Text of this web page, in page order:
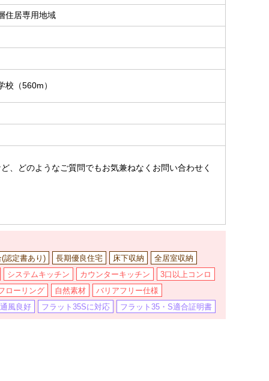
住居専用地域
校（560m）
、どのようなご質問でもお気兼ねなくお問い合わせく
認定書あり) 長期優良住宅 床下収納
全居室収納
システムキッチン
カウンターキッチン
3口以上コンロ
ローリング
自然素材
バリアフリー仕様
通風良好
フラット35Sに対応 フラット35・S適合証明書